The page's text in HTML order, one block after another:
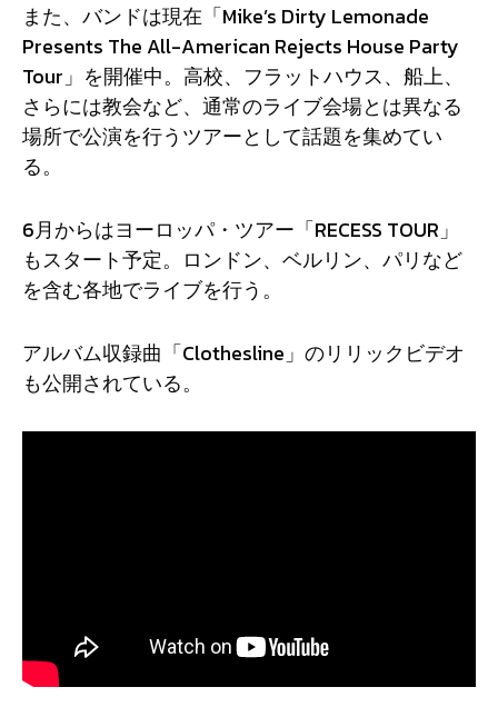
また、バンドは現在「Mike’s Dirty Lemonade
Presents The All-American Rejects House Party
Tour」を開催中。高校、フラットハウス、船上、
さらには教会など、通常のライブ会場とは異なる
場所で公演を行うツアーとして話題を集めてい
る。
6月からはヨーロッパ・ツアー「RECESS TOUR」
もスタート予定。ロンドン、ベルリン、パリなど
を含む各地でライブを行う。
アルバム収録曲「Clothesline」のリリックビデオ
も公開されている。